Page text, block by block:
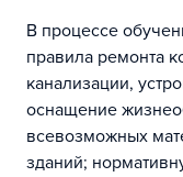
В процессе
правила ремонта
канализации,
оснащение
всевозможных
зданий;